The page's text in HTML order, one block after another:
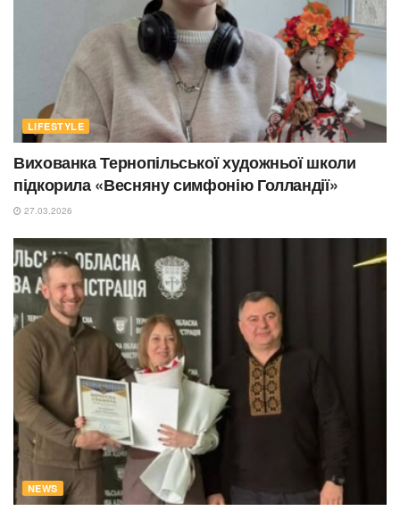
LIFESTYLE
Вихованка Тернопільської художньої школи
підкорила «Весняну симфонію Голландії»
27.03.2026
NEWS